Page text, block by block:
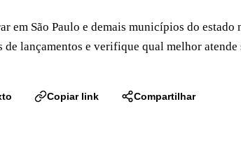
em São Paulo e demais municípios do
de lançamentos e verifique qual melhor
Copiar link Compartilhar